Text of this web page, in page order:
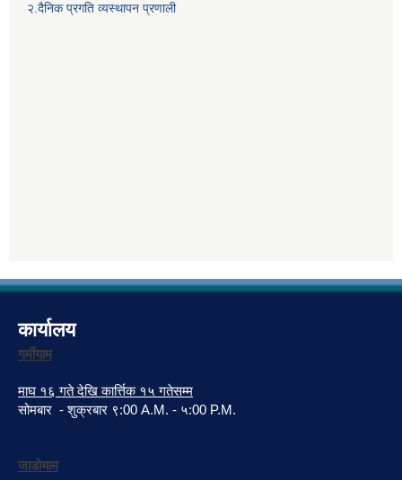
२.दैनिक प्रगति व्यस्थापन प्रणाली
कार्यालय
गर्मीयाम
माघ १६ गते देखि कार्त्तिक १५ गतेसम्म
सोमबार - शुक्रबार ९:00 A.M. - ५:00 P.M.
जाडोयाम